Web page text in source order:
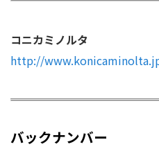
コニカミノルタ
http://
バックナンバー